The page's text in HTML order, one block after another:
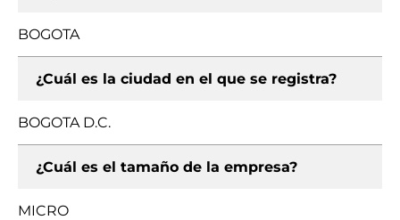
BOGOTA
¿Cuál es la ciudad en el que se registra?
BOGOTA D.C.
¿Cuál es el tamaño de la empresa?
MICRO